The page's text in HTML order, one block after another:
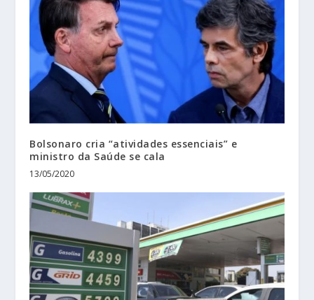
Bolsonaro cria “atividades essenciais” e
ministro da Saúde se cala
13/05/2020